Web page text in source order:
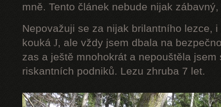
mně. Tento článek nebude nijak
Nepovažuji se za nijak brilantního lezce,
kouká J, ale vždy jsem dbala na
zas a ještě mnohokrát a nepouštěla
riskantních podniků. Lezu zhruba 7 let.